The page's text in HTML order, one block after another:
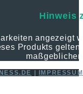
Hinweis
angezeigt
Produkts
IMPRESSUM